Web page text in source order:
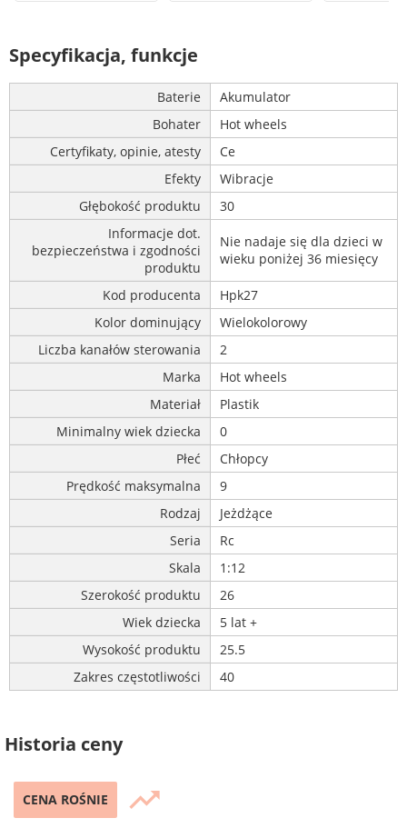
Specyfikacja, funkcje
Baterie
Akumulator
Bohater
Hot wheels
Certyfikaty, opinie, atesty
Ce
Efekty
Wibracje
Głębokość produktu
30
Informacje dot.
bezpieczeństwa i zgodności
produktu
Nie nadaje się dla dzieci w
wieku poniżej 36 miesięcy
Kod producenta
Hpk27
Kolor dominujący
Wielokolorowy
Liczba kanałów sterowania
2
Marka
Hot wheels
Materiał
Plastik
Minimalny wiek dziecka
0
Płeć
Chłopcy
Prędkość maksymalna
9
Rodzaj
Jeżdżące
Seria
Rc
Skala
1:12
Szerokość produktu
26
Wiek dziecka
5 lat +
Wysokość produktu
25.5
Zakres częstotliwości
40
Historia ceny
CENA ROŚNIE trending_up